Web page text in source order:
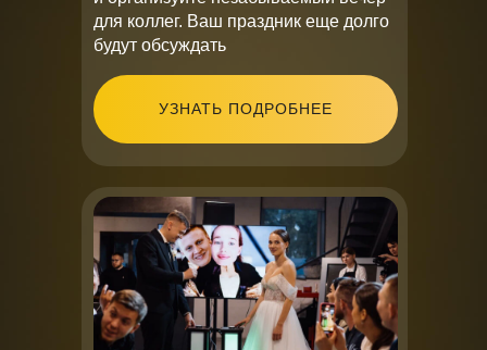
для коллег. Ваш праздник еще долго
будут обсуждать
УЗНАТЬ ПОДРОБНЕЕ